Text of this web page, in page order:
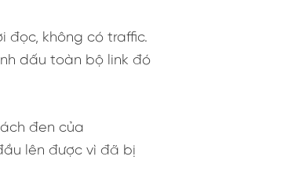
đọc, không có traffic.
dấu toàn bộ link đó
đen của
lên được vì đã bị